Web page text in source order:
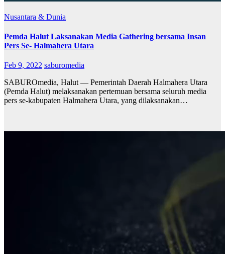
Nusantara & Dunia
Pemda Halut Laksanakan Media Gathering bersama Insan
Pers Se- Halmahera Utara
Feb 9, 2022 saburomedia
SABUROmedia, Halut — Pemerintah Daerah Halmahera Utara
(Pemda Halut) melaksanakan pertemuan bersama seluruh media
pers se-kabupaten Halmahera Utara, yang dilaksanakan…